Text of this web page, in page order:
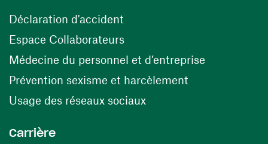
Déclaration d'accident
Espace Collaborateurs(ouvre une nouvelle fenêtre)
Médecine du personnel et d’entreprise
Prévention sexisme et harcèlement
Usage des réseaux sociaux(ouvre une nouvelle
Carrière